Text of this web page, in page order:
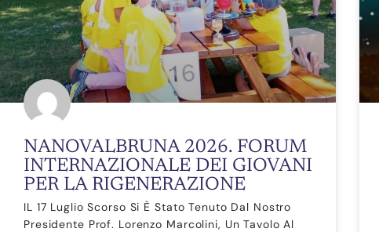
NANOVALBRUNA 2026. FORUM
INTERNAZIONALE DEI GIOVANI
PER LA RIGENERAZIONE
IL 17 Luglio Scorso Si È Stato Tenuto Dal Nostro
Presidente Prof. Lorenzo Marcolini, Un Tavolo Al